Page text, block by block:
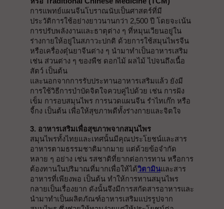
การแพทย์แผนจีนโบราณนับเป็นศาสตร์ที่มี
ประวัติการใช้อย่างยาวนานกว่า 2,500 ปี โดยจะเน้น
การปรับพลังงานและธาตุต่าง ๆ ที่หมุนเวียนอยู่ใน
ร่างกายให้อยู่ในสภาวะปกติ ด้วยการใช้สมุนไพรจีน
หรือเครื่องตุ๋นยาจีนต่าง ๆ นำมาทำเป็นอาหารเสริม
เช่น ส่วนต่าง ๆ ของพืช ดอกไม้ ผลไม้ ไปจนถึงเนื้อ
สัตว์ เป็นต้น
และนอกจากการรับประทานอาหารเสริมแล้ว ยังมี
การใช้วิธีการบำบัดจิตใจควบคู่ไปด้วย เช่น การฝัง
เข็ม การอบสมุนไพร การนวดแผนจีน รำไทเก๊ก หรือ
จี้กง เป็นต้น เพื่อให้สุขภาพดีทั้งร่างกายและจิตใจ
3. อาหารเสริมเพื่อสุขภาพจากสมุนไพร
สมุนไพรทั้งไทยและเทศนั้นมีคุณประโยชน์และสาร
อาหารตามธรรมชาติมากมาย แต่ด้วยข้อจำกัด
หลาย ๆ อย่าง เช่น รสชาติที่ยากต่อการทาน หรือการ
ต้องทานในปริมาณที่มากเพื่อให้ได้วิตามินและสาร
อาหารที่เพียงพอ เป็นต้น ทำให้การทานสมุนไพร
กลายเป็นเรื่องยาก ดังนั้นจึงมีการสกัดสารอาหารและ
นำมาทำเป็นผลิตภัณฑ์อาหารเสริมแปรรูปจาก